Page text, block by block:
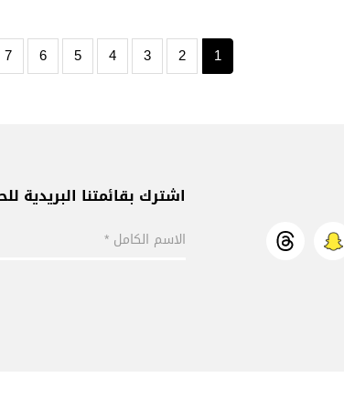
1
2
3
4
5
6
7
اشترك بقائمتنا البريدية